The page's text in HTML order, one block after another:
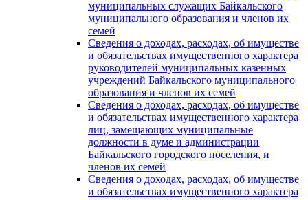
муниципальных служащих Байкальского
муниципального образования и членов их
семей
Сведения о доходах, расходах, об имуществе
и обязательствах имущественного характера
руководителей муниципальных казенных
учреждений Байкальского муниципального
образования и членов их семей
Сведения о доходах, расходах, об имуществе
и обязательствах имущественного характера
лиц, замещающих муниципальные
должности в думе и администрации
Байкальского городского поселения, и
членов их семей
Сведения о доходах, расходах, об имуществе
и обязательствах имущественного характера